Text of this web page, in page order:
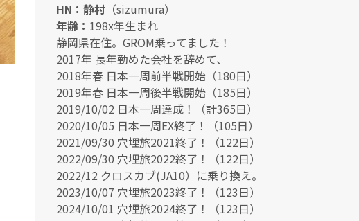
HN：静村 （sizumura）
年齢： 198x年生まれ
静岡県在住。GROM乗ってました！
2017年 長年勤めた会社を辞めて、
2018年春 日本一周前半戦開始（180日）
2019年春 日本一周後半戦開始（185日）
2019/10/02 日本一周達成！（計365日）
2020/10/05 日本一周EX終了！（105日）
2021/09/30 穴埋旅2021終了！（122日）
2022/09/30 穴埋旅2022終了！（122日）
2022/12 クロスカブ(JA10）に乗り換え。
2023/10/07 穴埋旅2023終了！（123日）
2024/10/01 穴埋旅2024終了！（123日）